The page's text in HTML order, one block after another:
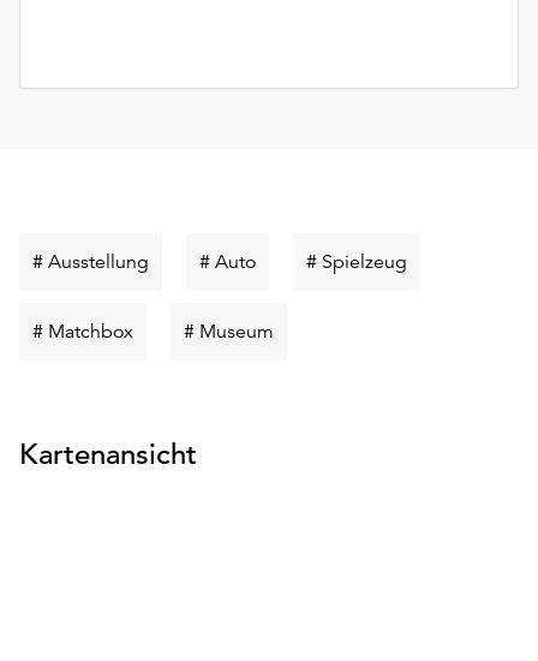
# Ausstellung Schlüsselwort
# AutoSchlüsselwort
# Spielzeug
# MatchboxSchlüsselwort
# Museum
Kartenansicht